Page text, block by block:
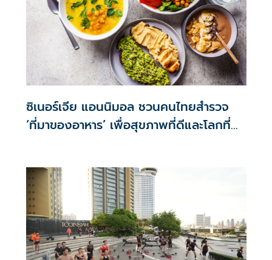
ซิเนอร์เจีย แอนนิมอล ชวนคนไทยสำรวจ
‘ที่มาของอาหาร’ เพื่อสุขภาพที่ดีและโลกที่